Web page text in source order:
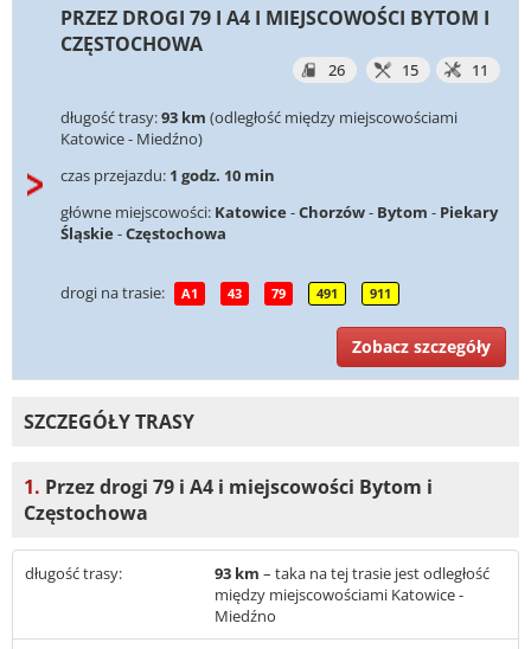
PRZEZ DROGI 79 I A4 I MIEJSCOWOŚCI BYTOM I
CZĘSTOCHOWA
26 15 11
długość trasy:93 km (odległość między miejscowościami
Katowice - Miedźno)
czas przejazdu: 1 godz. 10 min
główne miejscowości: Katowice -Chorzów- Bytom - Piekary
Śląskie -Częstochowa
drogi na trasie: A1 43 79 491 911
Zobacz szczegóły
SZCZEGÓŁY TRASY
1. Przez drogi 79 i A4 i miejscowości Bytom i
Częstochowa
długość trasy: 93 km – taka na tej trasie jest odległość
między miejscowościami Katowice -
Miedźno